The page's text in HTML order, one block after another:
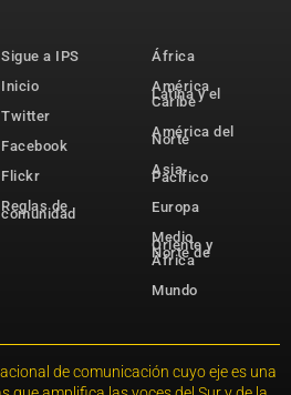
Sigue a IPS
Inicio
Twitter
Facebook
Flickr
Reglas de
comunidad
África
América
Latina y el
Caribe
América del
Norte
Asia-
Pacífico
Europa
Medio
Oriente y
Norte de
África
Mundo
de comunicación cuyo eje es una